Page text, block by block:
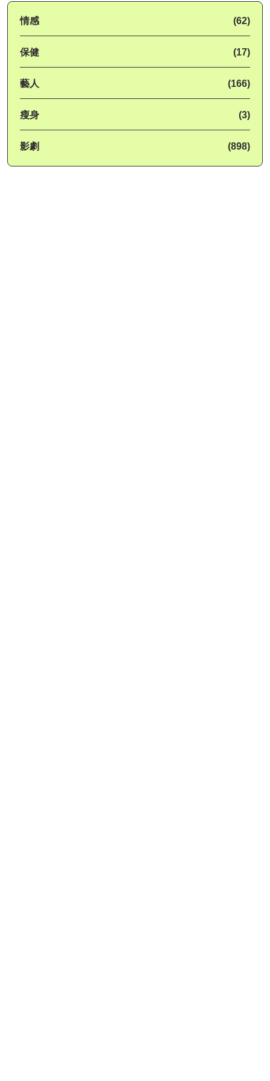
情感 (62)
保健 (17)
藝人 (166)
瘦身 (3)
影劇 (898)